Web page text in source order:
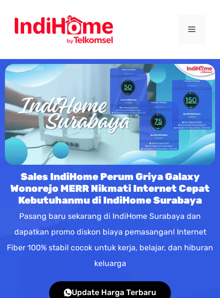
Sales IndiHome Perum Griya Galaxy
Wonorejo MERR Nikmati Internet Cepat
Kebutuhanmu di IndiHome Surabaya
Pasang baru sekarang di IndiHome Surabaya dan
dapatkan promo diskon biaya pemasangan! Internet
Fiber 100% stabil cocok untuk kerja, belajar, dan hiburan
keluarga
Update Harga Terbaru